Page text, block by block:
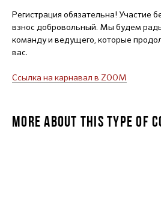
Регистрация обязательна! Участие
взнос добровольный. Мы будем
команду и ведущего, которые
вас.
Ссылка на карнавал в ZOOM
MORE ABOUT THIS TYPE OF